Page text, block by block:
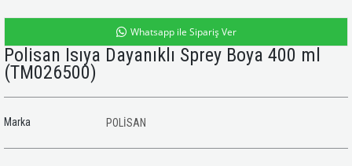
Whatsapp ile Sipariş Ver
Polisan Isıya Dayanıklı Sprey Boya 400 ml
(TM026500)
Marka POLİSAN